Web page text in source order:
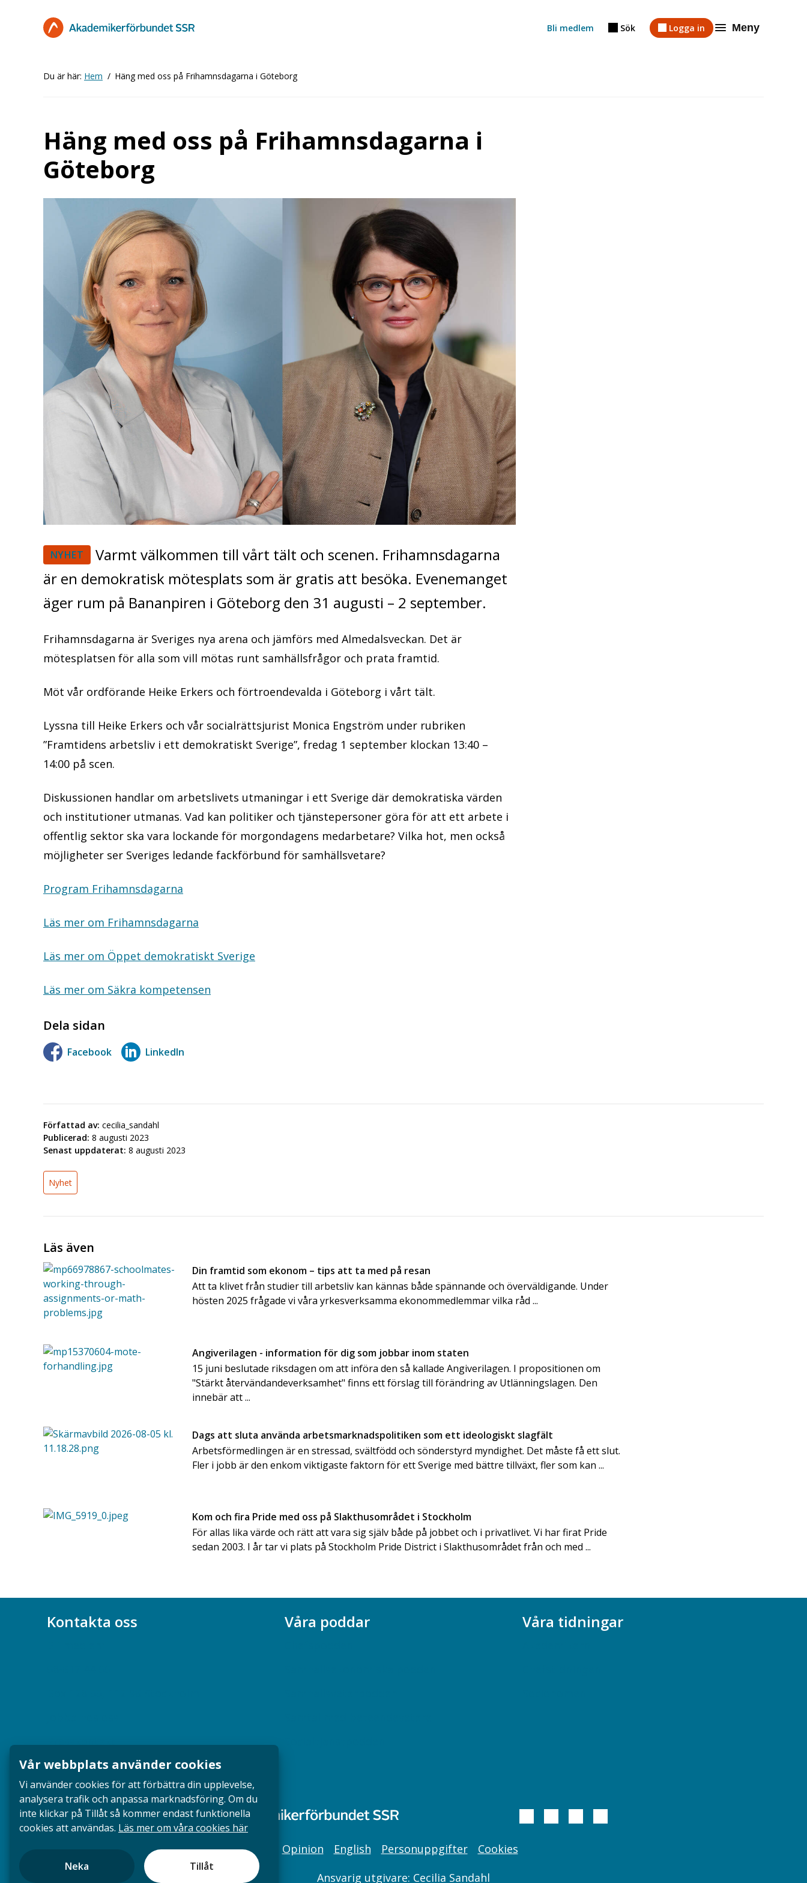
Bli medlem Sök Logga in Meny
Du är här: Hem Häng med oss på Frihamnsdagarna i Göteborg
Häng med oss på Frihamnsdagarna i
Göteborg
NYHET
Varmt välkommen till vårt tält och scenen. Frihamnsdagarna
är en demokratisk mötesplats som är gratis att besöka. Evenemanget
äger rum på Bananpiren i Göteborg den 31 augusti – 2 september.
Frihamnsdagarna är Sveriges nya arena och jämförs med Almedalsveckan. Det är
mötesplatsen för alla som vill mötas runt samhällsfrågor och prata framtid.
Möt vår ordförande Heike Erkers och förtroendevalda i Göteborg i vårt tält.
Lyssna till Heike Erkers och vår socialrättsjurist Monica Engström under rubriken
”Framtidens arbetsliv i ett demokratiskt Sverige”, fredag 1 september klockan 13:40 –
14:00 på scen.
Diskussionen handlar om arbetslivets utmaningar i ett Sverige där demokratiska värden
och institutioner utmanas. Vad kan politiker och tjänstepersoner göra för att ett arbete i
offentlig sektor ska vara lockande för morgondagens medarbetare? Vilka hot, men också
möjligheter ser Sveriges ledande fackförbund för samhällsvetare?
Program Frihamnsdagarna
Läs mer om Frihamnsdagarna
Läs mer om Öppet demokratiskt Sverige
Läs mer om Säkra kompetensen
Dela sidan
Facebook LinkedIn
Författad av: cecilia_sandahl
Publicerad: 8 augusti 2023
Senast uppdaterat: 8 augusti 2023
Nyhet
Läs även
Din framtid som ekonom – tips att ta med på resan
Att ta klivet från studier till arbetsliv kan kännas både spännande och överväldigande. Under
hösten 2025 frågade vi våra yrkesverksamma ekonommedlemmar vilka råd ...
Angiverilagen - information för dig som jobbar inom staten
15 juni beslutade riksdagen om att införa den så kallade Angiverilagen. I propositionen om
"Stärkt återvändandeverksamhet" finns ett förslag till förändring av Utlänningslagen. Den
innebär att ...
Dags att sluta använda arbetsmarknadspolitiken som ett ideologiskt slagfält
Arbetsförmedlingen är en stressad, svältfödd och sönderstyrd myndighet. Det måste få ett slut.
Fler i jobb är den enkom viktigaste faktorn för ett Sverige med bättre tillväxt, fler som kan ...
Kom och fira Pride med oss på Slakthusområdet i Stockholm
För allas lika värde och rätt att vara sig själv både på jobbet och i privatlivet. Vi har firat Pride
sedan 2003. I år tar vi plats på Stockholm Pride District i Slakthusområdet från och med ...
Kontakta oss
Presskontakt
Dina försäkringar i Akademikerförsäkring
Våra poddar Våra tidningar
Opinion English Personuppgifter
Cookies
Ansvarig utgivare: Cecilia Sandahl
Vår webbplats använder cookies
Vi använder cookies för att förbättra din upplevelse,
analysera trafik och anpassa marknadsföring. Om du
inte klickar på Tillåt så kommer endast funktionella
cookies att användas. Läs mer om våra cookies här
Neka Tillåt